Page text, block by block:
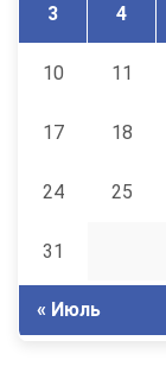
3 4
10 11
17 18
24 25
31
« Июль